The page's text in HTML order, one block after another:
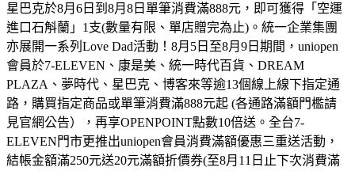
星巴克於8月6日到8月8日單筆消費滿888元，即可獲得「空運
進口石斛蘭」1支(數量有限、單店贈完為止)。統一企業集團
亦展開一系列Love Dad活動！8月5日至8月9日期間，uniopen
會員於7-ELEVEN、康是美、統一時代百貨、DREAM
PLAZA、夢時代、星巴克、博客來等逾13個線上線下指定通
路，購買指定商品或單筆消費滿888元起 (各通路滿額門檻請
見官網公告），再享OPENPOINT點數10倍送。全台7-
ELEVEN門市更推出uniopen會員消費滿額優惠三重送活動，
結帳金額滿250元送20元滿額折價券(至8月11日止下次消費滿